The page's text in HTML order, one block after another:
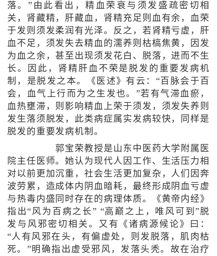
落。”由此看出，精血荣衰与须发盛疏密切相
关，肾藏精，肝藏血，肾精充足则血有余，血荣
于发则须发柔润有光泽。反之，若肾精亏虚，肝
血不足，须发失去精血的濡养则枯槁焦黄，因发
为血之余，甚至出现须发花白、脱落，进而不生
长。因此，肾精肝血不荣是脱发的重要发病机
制，是脱发之本。《医述》有云：“百脉会于百
会，血气上行而为之生发也。”若有气滞血瘀，
血热壅滞，则影响精血上荣于须发，须发失养则
发生落须脱发，此类病症属实发病较快，同样是
脱发的重要发病机制。
郭宝荣教授是山东中医药大学附属医
院主任医师。她认为现代人因工作、生活压力相
对以前更加沉重，社会生活更加复杂，人们因奔
波劳累，造成体内阴血暗耗，最终形成阴血亏虚
与热毒内盛同时存在的病理体质。《黄帝内经》
指出“风为百病之长” “高巅之上，唯风可到”脱
发与风邪密切相关。又有《诸病源候论》曰：
“人有风邪在头，有偏虚处，则发脱落，肌肉枯
死。”明确指出虚受邪风，发落头秃。故在治疗